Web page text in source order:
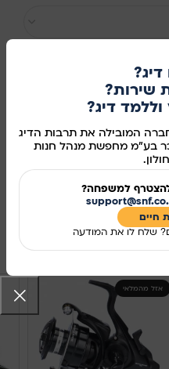
שירות?
וללמד דיג?
המובילה את תרבות הדיג
בע"מ מחפשת מנהל חנות
למשפחה?
חיים​
שלח לו את המודעה
אזל מהמלאי